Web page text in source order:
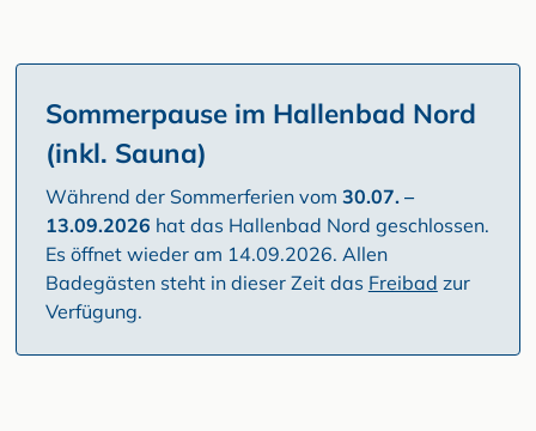
Sommerpause im Hallenbad Nord
(inkl. Sauna)
Während der Sommerferien vom 30.07. –
13.09.2026 hat das Hallenbad Nord geschlossen.
Es öffnet wieder am 14.09.2026. Allen
Badegästen steht in dieser Zeit das Freibad zur
Verfügung.